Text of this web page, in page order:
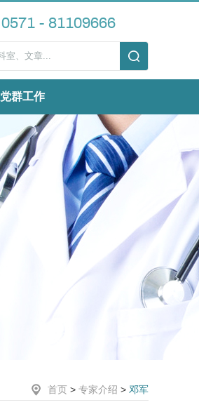
0571 - 81109666
党群工作
首页 > 专家介绍 > 邓军